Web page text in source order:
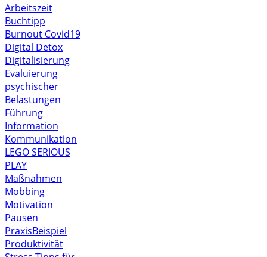
Arbeitszeit
Buchtipp
Burnout Covid19
Digital Detox
Digitalisierung
Evaluierung
psychischer
Belastungen
Führung
Information
Kommunikation
LEGO SERIOUS
PLAY
Maßnahmen
Mobbing
Motivation
Pausen
PraxisBeispiel
Produktivität